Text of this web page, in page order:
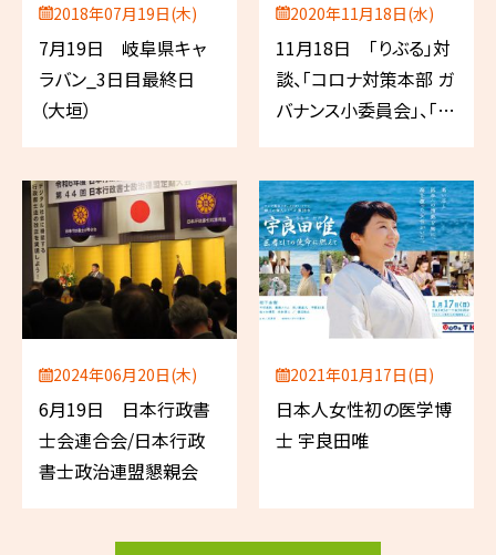
2018年07月19日(木)
7月19日 岐阜県キャ
ラバン_3日目最終日
（大垣）
2020年11月18日(水)
11月18日 「りぶる」対
談、「コロナ対策本部 ガ
バナンス小委員会」、「コ
2024年06月20日(木)
6月19日 日本行政書
士会連合会/日本行政
書士政治連盟懇親会
2021年01月17日(日)
日本人女性初の医学博
士 宇良田唯